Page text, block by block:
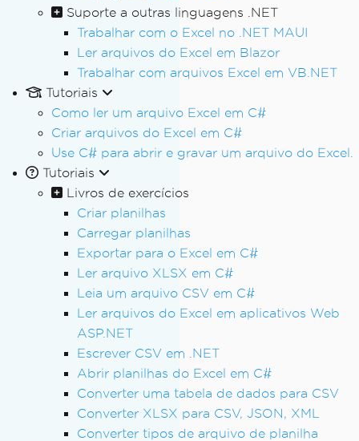
Suporte a outras linguagens .NET
Trabalhar com o Excel no .NET MAUI
Ler arquivos do Excel em Blazor
Trabalhar com arquivos Excel em VB.NET
Tutoriais
Como ler um arquivo Excel em C#
Criar arquivos do Excel em C#
Use C# para abrir e gravar um arquivo do Excel.
Tutoriais
Livros de exercícios
Criar planilhas
Carregar planilhas
Exportar para o Excel em C#
Ler arquivo XLSX em C#
Leia um arquivo CSV em C#
Ler arquivos do Excel em aplicativos Web
ASP.NET
Escrever CSV em .NET
Abrir planilhas do Excel em C#
Converter uma tabela de dados para CSV
Converter XLSX para CSV, JSON, XML
Converter tipos de arquivo de planilha